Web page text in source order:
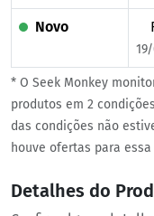
Novo
* O Seek Monkey
produtos em 2
das condições não
houve ofertas para
Detalhes do